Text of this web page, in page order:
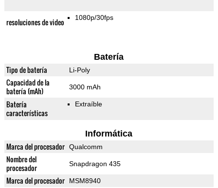
resoluciones de video 1080p/30fps
Batería
Tipo de batería Li-Poly
Capacidad de la
batería (mAh)
3000 mAh
Batería
características
Extraíble
Informática
Marca del procesador Qualcomm
Nombre del
procesador
Snapdragon 435
Marca del procesador MSM8940